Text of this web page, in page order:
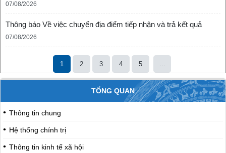
07/08/2026
Thông báo Về việc chuyển địa điểm tiếp nhận và trả kết quả
07/08/2026
1 2 3 4 5 ...
TỔNG QUAN
Thông tin chung
Hệ thống chính trị
Thông tin kinh tế xã hội